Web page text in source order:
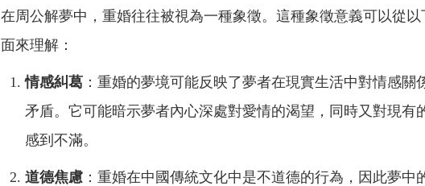
在周公解夢中，重婚往往被視為一種象徵。這種象徵意義可以從以
面來理解：
情感糾葛 ：重婚的夢境可能反映了夢者在現實生活中對情感關
矛盾。它可能暗示夢者內心深處對愛情的渴望，同時又對現有
感到不滿。
道德焦慮 ：重婚在中國傳統文化中是不道德的行為，因此夢中